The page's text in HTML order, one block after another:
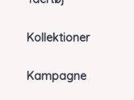
Kollektioner
Kampagne